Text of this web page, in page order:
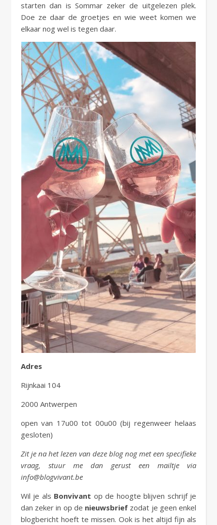
starten dan is Sommar zeker de uitgelezen plek.
Doe ze daar de groetjes en wie weet komen we
elkaar nog wel is tegen daar.
Adres
Rijnkaai 104
2000 Antwerpen
open van 17u00 tot 00u00 (bij regenweer helaas
gesloten)
Zit je na het lezen van deze blog nog met een specifieke
vraag, stuur me dan gerust een mailtje via
info@blogvivant.be
Wil je als Bonvivant op de hoogte blijven schrijf je
dan zeker in op de nieuwsbrief zodat je geen enkel
blogbericht hoeft te missen. Ook is het altijd fijn als